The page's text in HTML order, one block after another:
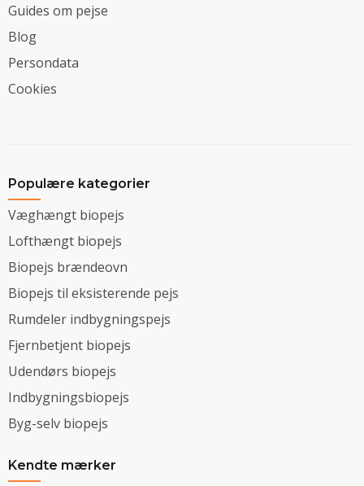
Guides om pejse
Blog
Persondata
Cookies
Populære kategorier
Væghængt biopejs
Lofthængt biopejs
Biopejs brændeovn
Biopejs til eksisterende pejs
Rumdeler indbygningspejs
Fjernbetjent biopejs
Udendørs biopejs
Indbygningsbiopejs
Byg-selv biopejs
Kendte mærker